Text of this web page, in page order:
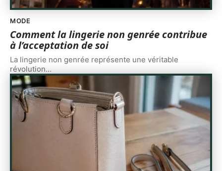
MODE
Comment la lingerie non genrée contribue
à l’acceptation de soi
La lingerie non genrée représente une véritable
révolution…